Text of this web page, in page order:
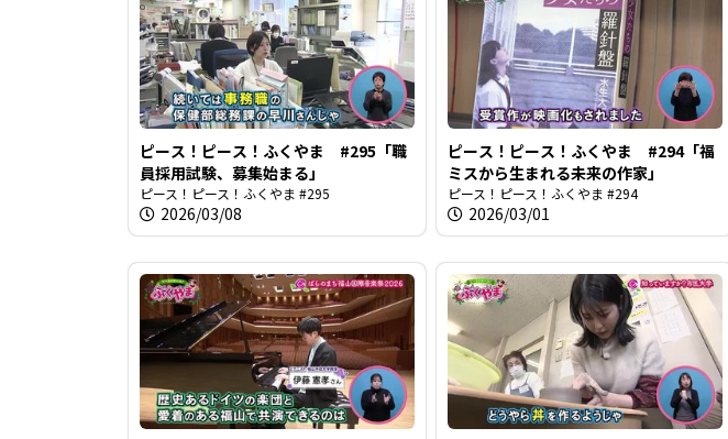
ピース！ピース！ふくやま #295「職
員採用試験、募集始まる」
ピース！ピース！ふくやま #295
2026/03/08
ピース！ピース！ふくやま #294「福
ミスから生まれる未来の作家」
ピース！ピース！ふくやま #294
2026/03/01